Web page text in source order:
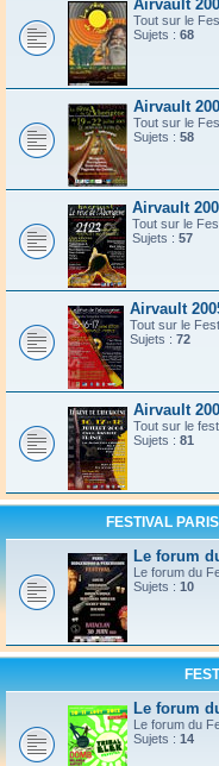
Airvault
Tout sur le
Sujets : 68
Airvault
Tout sur le
Sujets : 58
Airvault
Tout sur le
Sujets : 57
Airvault
Tout sur le
Sujets : 72
Airvault
Tout sur le
Sujets : 81
FESTIVAL
Le forum
Le forum du
Sujets : 10
Le forum
Le forum du
Sujets : 14